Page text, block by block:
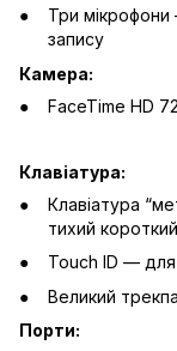
Три мікрофони
запису
Камера:
FaceTime HD
Клавіатура:
Клавіатура
тихий
Touch ID — для
Великий
Порти: